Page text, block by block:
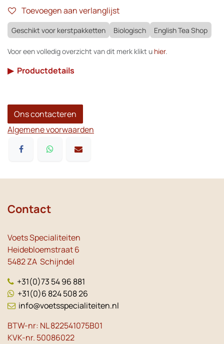
Toevoegen aan verlanglijst
Geschikt voor kerstpakketten Biologisch English Tea Shop
Voor een volledig overzicht van dit merk klikt u hier.
▶ Productdetails
Ons contacteren
Algemene voorwaarden
Contact
Voets Specialiteiten
Heidebloemstraat 6
5482 ZA Schijndel
+31(0)73 54 96 881
+31(0)6 824 508 26
info@voetsspecialiteiten.nl
BTW-nr: NL 822541075B01
KVK-nr. 50086022